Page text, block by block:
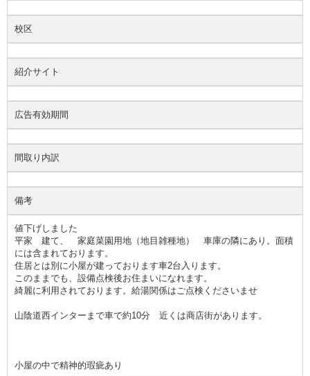
校区
紹介サイト
広告有効期間
間取り内訳
備考
値下げしました
平家 建て、 家庭菜園用地（地目雑種地） 車庫の隣にあり。面積
には含まれております。
住居とは別に小屋が建っております車2台入ります。
このままでも、設備点検後お住まいになれます。
綺麗に利用されております。給湯関係はご点検くださいませ
山陰道西インターまで車で約10分 近くは商店街があります。
小屋の中で精神的瑕疵あり